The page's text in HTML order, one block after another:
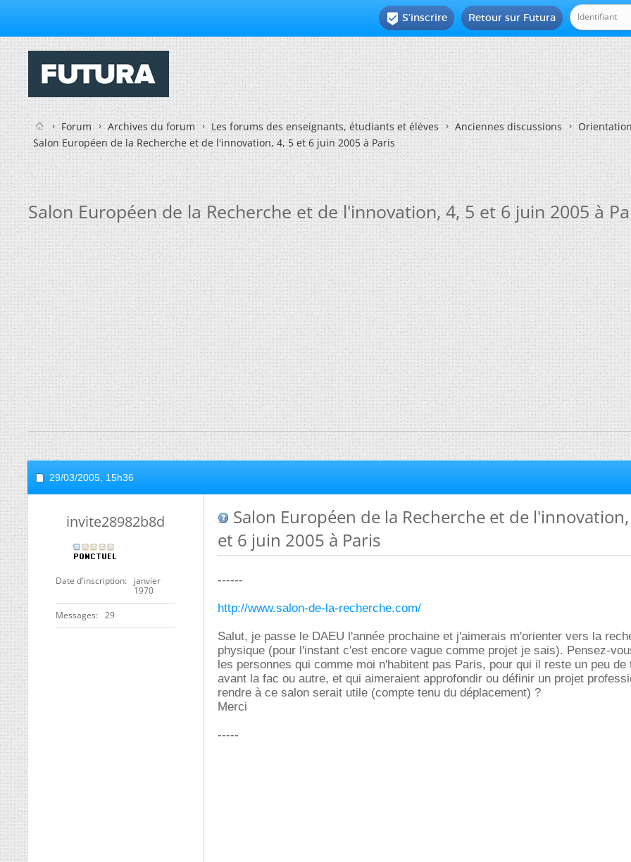
Retour sur Futura
 S'inscrire
Forum Archives du forum Les forums des enseignants, étudiants et élèves Anciennes discussions
Salon Européen de la Recherche et de l'innovation, 4, 5 et 6 juin 2005 à Paris
Salon Européen de la Recherche et de l'innovation, 4, 5 et 6 juin 2005 à
29/03/2005, 15h36
invite28982b8d
Date d'inscription
janvier
1970
Messages 29
Salon Européen de la Recherche et de
et 6 juin 2005 à Paris
------
http://www.salon-de-la-recherche.com/
Salut, je passe le DAEU l'année prochaine et j'aimerais m'orienter vers la
physique (pour l'instant c'est encore vague comme projet je sais). Pensez-
les personnes qui comme moi n'habitent pas Paris, pour qui il reste un peu de
avant la fac ou autre, et qui aimeraient approfondir ou définir un projet
rendre à ce salon serait utile (compte tenu du déplacement) ?
Merci
-----